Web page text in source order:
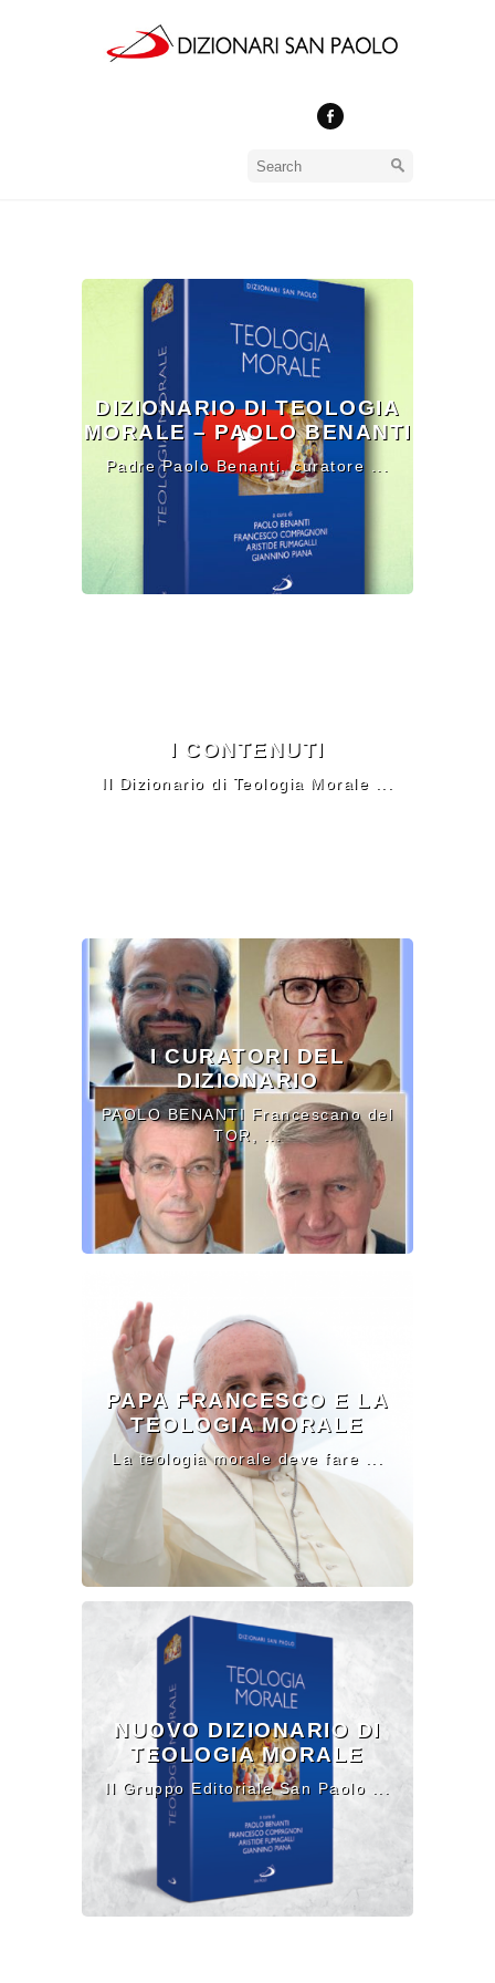
DIZIONARIO DI TEOLOGIA
MORALE – PAOLO BENANTI
Padre Paolo Benanti, curatore ...
I CONTENUTI
Il Dizionario di Teologia Morale ...
I CURATORI DEL
DIZIONARIO
PAOLO BENANTI Francescano del
TOR, ...
PAPA FRANCESCO E LA
TEOLOGIA MORALE
La teologia morale deve fare ...
NUOVO DIZIONARIO DI
TEOLOGIA MORALE
Il Gruppo Editoriale San Paolo ...